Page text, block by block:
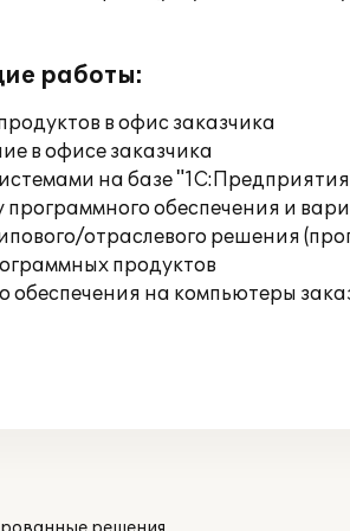
работы:
в офис заказчика
в офисе заказчика
на базе
обеспечения и
отраслевого решения
продуктов
обеспечения на компьютеры